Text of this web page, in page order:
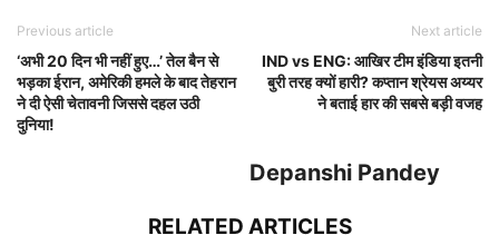
Previous article
‘अभी 20 दिन भी नहीं हुए…’ तेल बैन से
भड़का ईरान, अमेरिकी हमले के बाद तेहरान
ने दी ऐसी चेतावनी जिससे दहल उठी
दुनिया!
Next article
IND vs ENG: आखिर टीम इंडिया इतनी
बुरी तरह क्यों हारी? कप्तान श्रेयस अय्यर
ने बताई हार की सबसे बड़ी वजह
Depanshi Pandey
RELATED ARTICLES